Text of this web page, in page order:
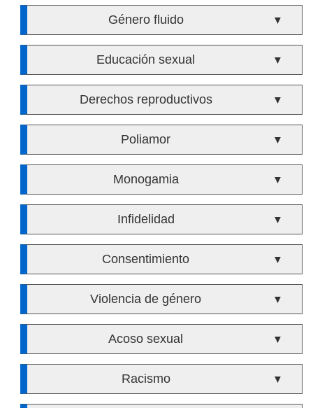
Género fluido ▼
Educación sexual ▼
Derechos reproductivos ▼
Poliamor ▼
Monogamia ▼
Infidelidad ▼
Consentimiento ▼
Violencia de género ▼
Acoso sexual ▼
Racismo ▼